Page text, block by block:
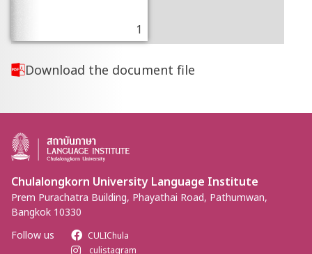
1
Download the document file
Chulalongkorn University Language Institute
Prem Purachatra Building, Phayathai Road, Pathumwan,
Bangkok 10330
Follow us
CULIChula
culistagram